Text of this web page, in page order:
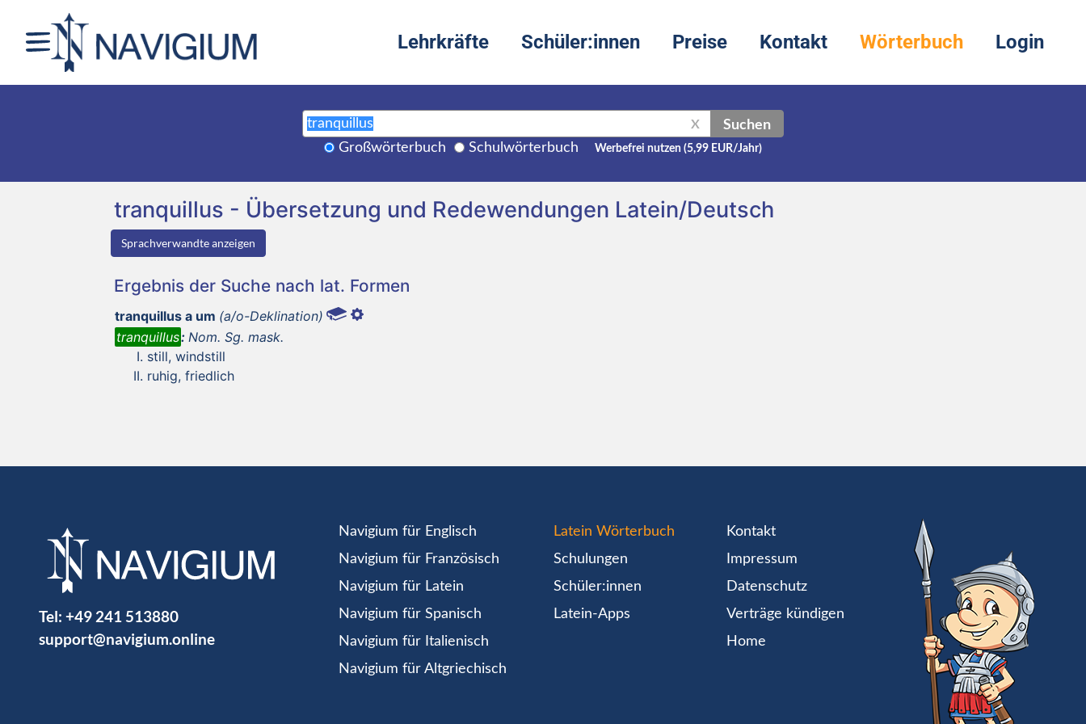
Lehrkräfte Schüler:innen Preise Kontakt Wörterbuch Login
X Suchen
Großwörterbuch Schulwörterbuch Werbefrei nutzen (5,99 EUR/Jahr)
tranquillus - Übersetzung und Redewendungen Latein/Deutsch
Sprachverwandte anzeigen
Ergebnis der Suche nach lat. Formen
tranquillus a um (a/o-Deklination)
tranquillus: Nom. Sg. mask.
still, windstill
ruhig, friedlich
Tel: +49 241 513880
support@navigium.online
Navigium für Englisch
Navigium für Französisch
Navigium für Latein
Navigium für Spanisch
Navigium für Italienisch
Navigium für Altgriechisch
Latein Wörterbuch
Schulungen
Schüler:innen
Latein-Apps
Kontakt
Impressum
Datenschutz
Verträge kündigen
Home